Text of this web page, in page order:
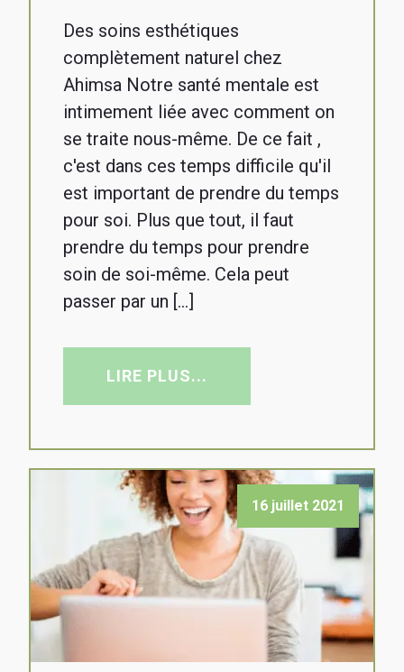
Des soins esthétiques
complètement naturel chez
Ahimsa Notre santé mentale est
intimement liée avec comment on
se traite nous-même. De ce fait ,
c'est dans ces temps difficile qu'il
est important de prendre du temps
pour soi. Plus que tout, il faut
prendre du temps pour prendre
soin de soi-même. Cela peut
passer par un […]
LIRE PLUS...
16 juillet 2021